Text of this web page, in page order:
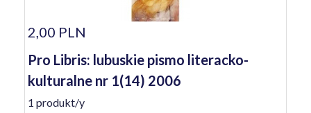
2,00 PLN
Pro Libris: lubuskie pismo literacko-
kulturalne nr 1(14) 2006
1 produkt/y